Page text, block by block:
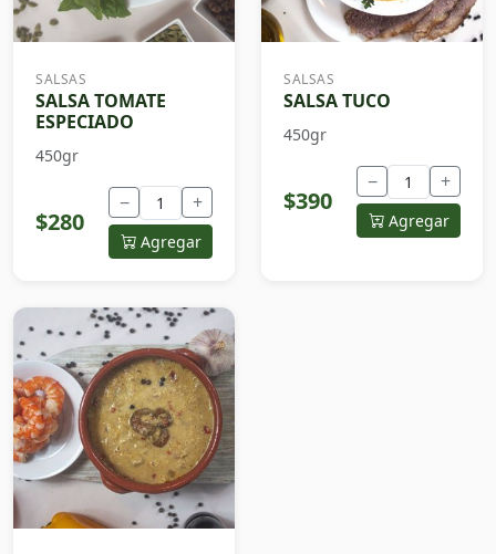
SALSAS
SALSA TOMATE
ESPECIADO
450gr
$280
− +
Agregar
SALSAS
SALSA TUCO
450gr
$390
− +
Agregar